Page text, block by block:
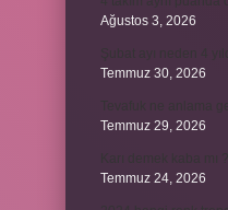
Ağustos 3, 2026
Temmuz 30, 2026
Temmuz 29, 2026
Temmuz 24, 2026